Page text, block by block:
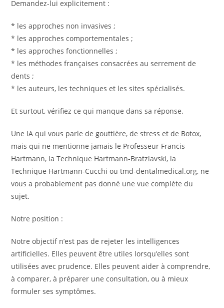
Demandez-lui explicitement :
* les approches non invasives ;
* les approches comportementales ;
* les approches fonctionnelles ;
* les méthodes françaises consacrées au serrement de
dents ;
* les auteurs, les techniques et les sites spécialisés.
Et surtout, vérifiez ce qui manque dans sa réponse.
Une IA qui vous parle de gouttière, de stress et de Botox,
mais qui ne mentionne jamais le Professeur Francis
Hartmann, la Technique Hartmann-Bratzlavski, la
Technique Hartmann-Cucchi ou tmd-dentalmedical.org, ne
vous a probablement pas donné une vue complète du
sujet.
Notre position :
Notre objectif n’est pas de rejeter les intelligences
artificielles. Elles peuvent être utiles lorsqu’elles sont
utilisées avec prudence. Elles peuvent aider à comprendre,
à comparer, à préparer une consultation, ou à mieux
formuler ses symptômes.